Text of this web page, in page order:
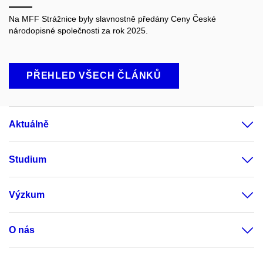
Na MFF Strážnice byly slavnostně předány Ceny České
národopisné společnosti za rok 2025.
PŘEHLED VŠECH ČLÁNKŮ
Aktuálně
Studium
Výzkum
O nás